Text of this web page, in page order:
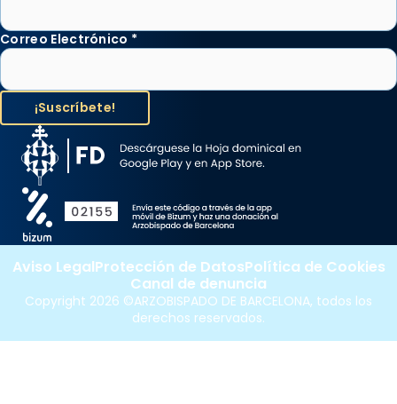
Correo Electrónico *
Copyright 2026 ©ARZOBISPADO DE BARCELONA, todos los
derechos reservados.
Aviso LegalProtección de DatosPolítica de Cookies
Canal de denuncia